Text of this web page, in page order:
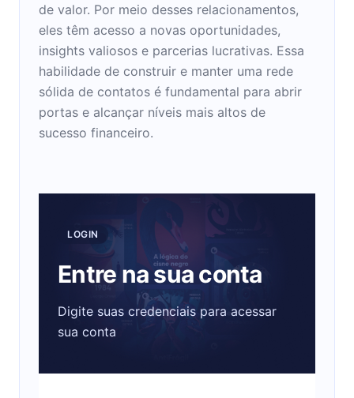
de valor. Por meio desses relacionamentos,
eles têm acesso a novas oportunidades,
insights valiosos e parcerias lucrativas. Essa
habilidade de construir e manter uma rede
sólida de contatos é fundamental para abrir
portas e alcançar níveis mais altos de
sucesso financeiro.
LOGIN
Entre na sua conta
Digite suas credenciais para acessar
sua conta